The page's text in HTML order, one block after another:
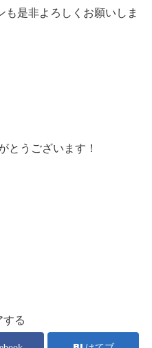
是非よろしくお願いしま
とうございます！
する